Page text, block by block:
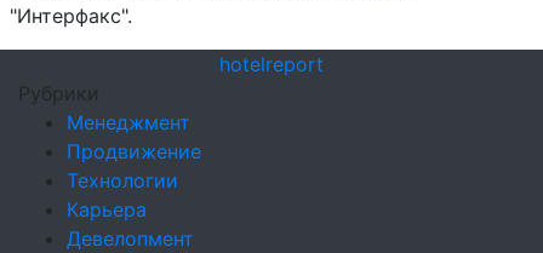
"Интерфакс".
hotelreport
Рубрики
Менеджмент
Продвижение
Технологии
Карьера
Девелопмент